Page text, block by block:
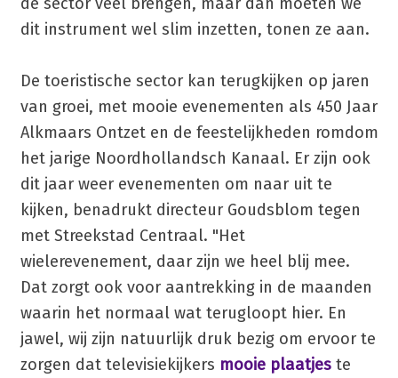
dit instrument wel slim inzetten, tonen ze aan.
De toeristische sector kan terugkijken op jaren
van groei, met mooie evenementen als 450 Jaar
Alkmaars Ontzet en de feestelijkheden romdom
het jarige Noordhollandsch Kanaal. Er zijn ook
dit jaar weer evenementen om naar uit te
kijken, benadrukt directeur Goudsblom tegen
met Streekstad Centraal. "Het
wielerevenement, daar zijn we heel blij mee.
Dat zorgt ook voor aantrekking in de maanden
waarin het normaal wat terugloopt hier. En
jawel, wij zijn natuurlijk druk bezig om ervoor te
zorgen dat televisiekijkers mooie plaatjeste